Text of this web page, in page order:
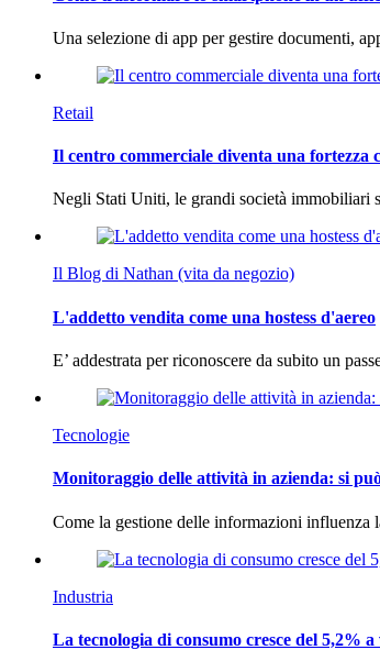
Una selezione di app per gestire documenti,
Retail
Il centro commerciale diventa una fortezza
Negli Stati Uniti, le grandi società immobiliari
Il Blog di Nathan (vita da negozio)
L'addetto vendita come una hostess d'aereo
E’ addestrata per riconoscere da subito un
Tecnologie
Monitoraggio delle attività in azienda: si
Come la gestione delle informazioni
Industria
La tecnologia di consumo cresce del 5,2%